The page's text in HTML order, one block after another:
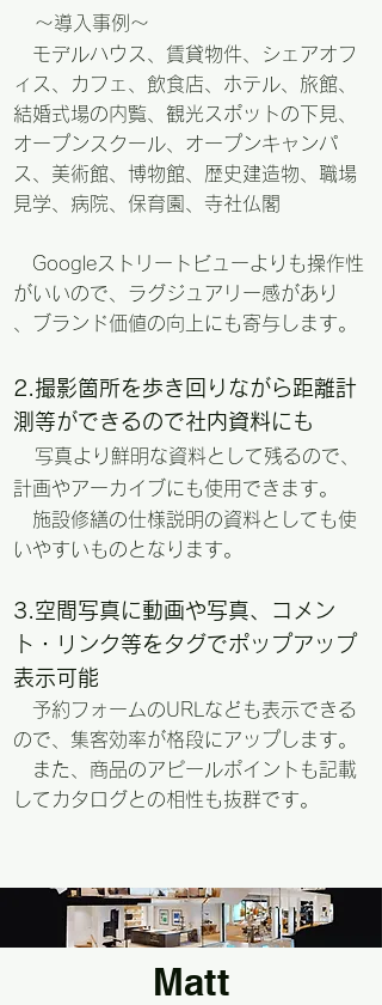
～導入事例～
モデルハウス、賃貸物件、シェアオフ
ィス、カフェ、飲食店、ホテル、旅館、
結婚式場の内覧、観光スポットの下見、
オープンスクール、オープンキャンパ
ス、美術館、博物館、歴史建造物、職場
見学、病院、保育園、寺社仏閣
Googleストリートビューよりも操作性
がいいので、ラグジュアリー感があり
​、ブランド価値の向上にも寄与します。
​2.撮影箇所を歩き回りながら距離計
測等ができるので社内資料にも
写真より鮮明な資料として残るので、
計画やアーカイブにも使用できます。
​ 施設修繕の仕様説明の資料としても使
いやすいものとなります。
3.空間写真に動画や写真、コメン
ト・リンク等をタグでポップアップ
表示可能
予約フォームのURLなども表示できる
ので、集客効率が格段にアップします。
​ また、商品のアピールポイントも記載
してカタログとの相性も抜群です。
Matt